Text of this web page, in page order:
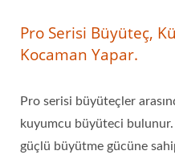
Pro Serisi Büyüteç,
Kocaman Yapar.
Pro serisi büyüteçler
kuyumcu büyüteci bulunur.
güçlü büyütme gücüne